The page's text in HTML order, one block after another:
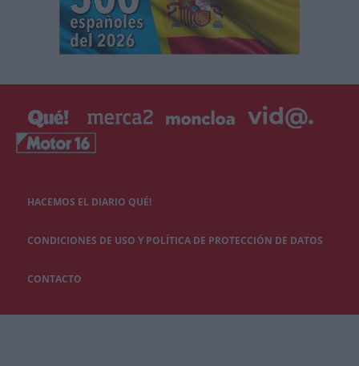
HACEMOS EL DIARIO QUÉ!
CONDICIONES DE USO Y POLÍTICA DE PROTECCIÓN DE DATOS
CONTACTO